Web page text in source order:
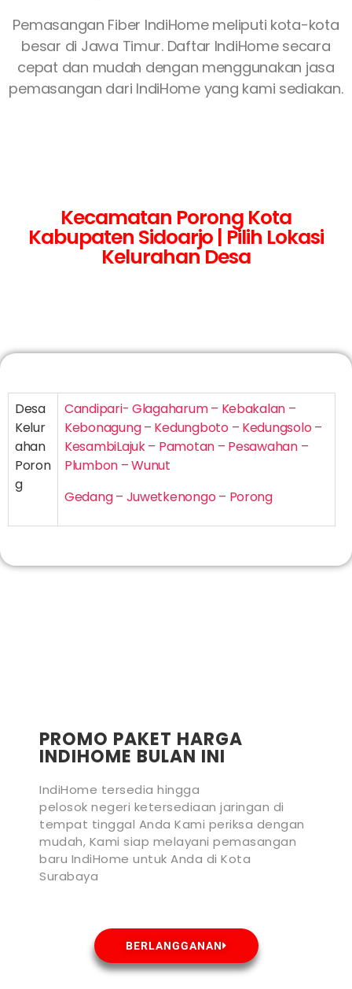
Pemasangan Fiber IndiHome meliputi kota-kota
besar di Jawa Timur. Daftar IndiHome secara
cepat dan mudah dengan menggunakan jasa
pemasangan dari IndiHome yang kami sediakan.
Kecamatan Porong Kota
Kabupaten Sidoarjo | Pilih Lokasi
Kelurahan Desa
Desa
Kelur
ahan
Poron
g
Candipari- Glagaharum – Kebakalan –
Kebonagung – Kedungboto – Kedungsolo –
KesambiLajuk – Pamotan – Pesawahan –
Plumbon – Wunut
Gedang – Juwetkenongo – Porong
PROMO PAKET HARGA
INDIHOME BULAN INI
IndiHome tersedia hingga
pelosok negeri ketersediaan jaringan di
tempat tinggal Anda Kami periksa dengan
mudah, Kami siap melayani pemasangan
baru IndiHome untuk Anda di Kota
Surabaya
BERLANGGANAN